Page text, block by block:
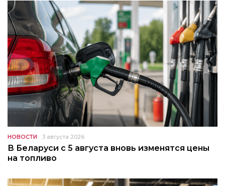
НОВОСТИ 3 августа 2026
В Беларуси с 5 августа вновь изменятся цены
на топливо